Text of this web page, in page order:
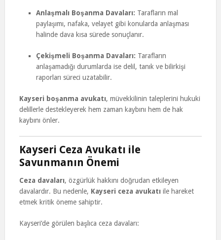
Anlaşmalı Boşanma Davaları: Tarafların mal
paylaşımı, nafaka, velayet gibi konularda anlaşması
halinde dava kısa sürede sonuçlanır.
Çekişmeli Boşanma Davaları: Tarafların
anlaşamadığı durumlarda ise delil, tanık ve bilirkişi
raporları süreci uzatabilir.
Kayseri boşanma avukatı, müvekkilinin taleplerini hukuki
delillerle destekleyerek hem zaman kaybını hem de hak
kaybını önler.
Kayseri Ceza Avukatı ile
Savunmanın Önemi
Ceza davaları, özgürlük hakkını doğrudan etkileyen
davalardır. Bu nedenle, Kayseri ceza avukatı ile hareket
etmek kritik öneme sahiptir.
Kayseri’de görülen başlıca ceza davaları: